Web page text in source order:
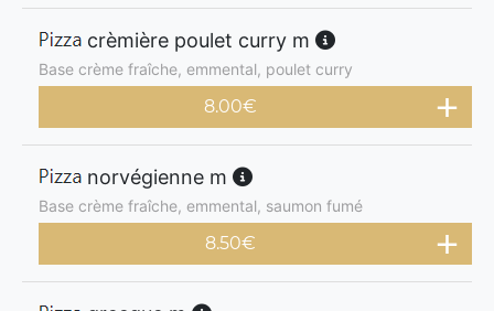
crèmière poulet curry m
Base crème fraîche, emmental, poulet curry
8.00€
norvégienne m
Base crème fraîche, emmental, saumon fumé
8.50€